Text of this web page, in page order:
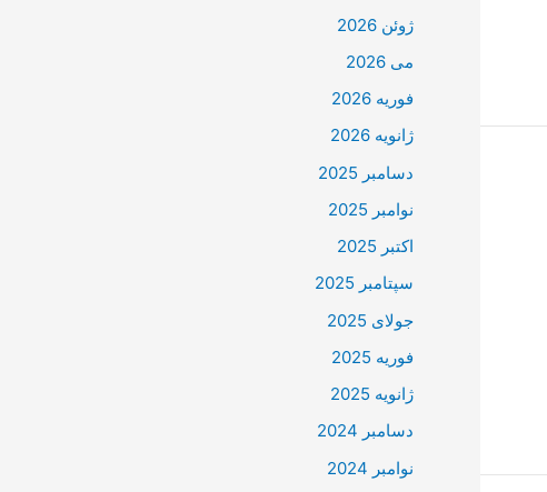
ژوئن 2026
می 2026
فوریه 2026
ژانویه 2026
دسامبر 2025
نوامبر 2025
اکتبر 2025
سپتامبر 2025
جولای 2025
فوریه 2025
ژانویه 2025
دسامبر 2024
نوامبر 2024